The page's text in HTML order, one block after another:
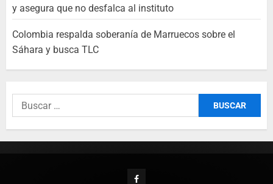
y asegura que no desfalca al instituto
Colombia respalda soberanía de Marruecos sobre el
Sáhara y busca TLC